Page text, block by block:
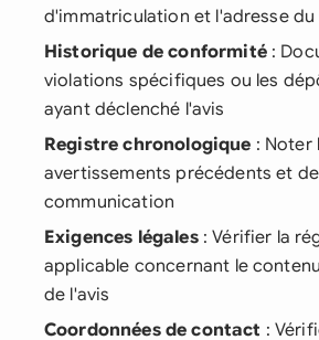
d'immatriculation et l'adresse
Historique de conformité:
violations spécifiques ou les
ayant déclenché l'avis
Registre chronologique : Noter
avertissements précédents et
communication
Exigences légales: Vérifier la
applicable concernant le
de l'avis
Coordonnées de contact :